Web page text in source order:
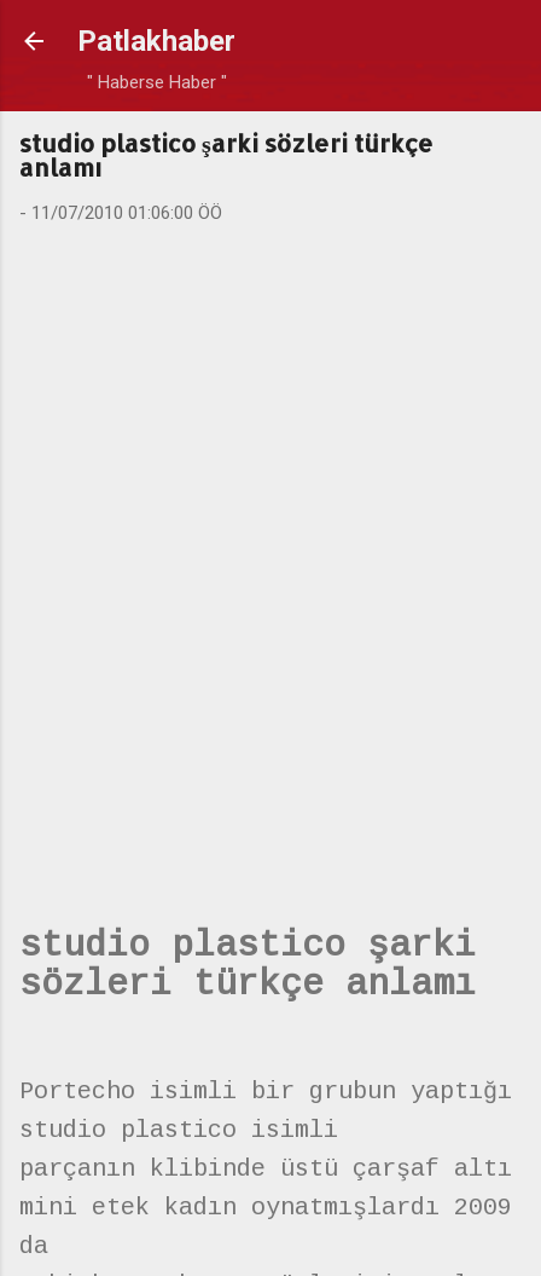
Ana içeriğe atla
Patlakhaber
" Haberse Haber "
studio plastico şarki sözleri türkçe
anlamı
- 11/07/2010 01:06:00 ÖÖ
studio plastico şarki
sözleri türkçe anlamı
Portecho isimli bir grubun yaptığı
studio plastico isimli
parçanın klibinde üstü çarşaf altı
mini etek kadın oynatmışlardı 2009
da